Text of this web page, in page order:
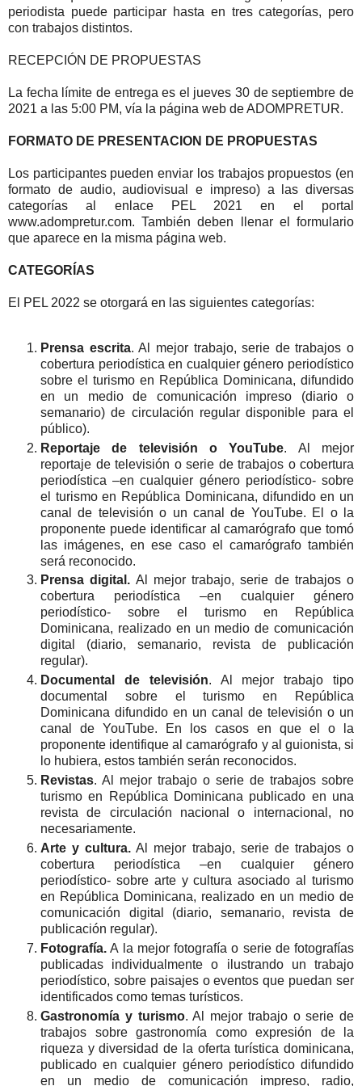
periodista puede participar hasta en tres categorías, pero
con trabajos distintos.
RECEPCIÓN DE PROPUESTAS
La fecha límite de entrega es el jueves 30 de septiembre de
2021 a las 5:00 PM, vía la página web de ADOMPRETUR.
FORMATO DE PRESENTACION DE PROPUESTAS
Los participantes pueden enviar los trabajos propuestos (en
formato de audio, audiovisual e impreso) a las diversas
categorías al enlace PEL 2021 en el portal
www.adompretur.com. También deben llenar el formulario
que aparece en la misma página web.
CATEGORÍAS
El PEL 2022 se otorgará en las siguientes categorías:
Prensa escrita. Al mejor trabajo, serie de trabajos o
cobertura periodística en cualquier género periodístico
sobre el turismo en República Dominicana, difundido
en un medio de comunicación impreso (diario o
semanario) de circulación regular disponible para el
público).
Reportaje de televisión o YouTube. Al mejor
reportaje de televisión o serie de trabajos o cobertura
periodística –en cualquier género periodístico- sobre
el turismo en República Dominicana, difundido en un
canal de televisión o un canal de YouTube. El o la
proponente puede identificar al camarógrafo que tomó
las imágenes, en ese caso el camarógrafo también
será reconocido.
Prensa digital. Al mejor trabajo, serie de trabajos o
cobertura periodística –en cualquier género
periodístico- sobre el turismo en República
Dominicana, realizado en un medio de comunicación
digital (diario, semanario, revista de publicación
regular).
Documental de televisión. Al mejor trabajo tipo
documental sobre el turismo en República
Dominicana difundido en un canal de televisión o un
canal de YouTube. En los casos en que el o la
proponente identifique al camarógrafo y al guionista, si
lo hubiera, estos también serán reconocidos.
Revistas. Al mejor trabajo o serie de trabajos sobre
turismo en República Dominicana publicado en una
revista de circulación nacional o internacional, no
necesariamente.
Arte y cultura. Al mejor trabajo, serie de trabajos o
cobertura periodística –en cualquier género
periodístico- sobre arte y cultura asociado al turismo
en República Dominicana, realizado en un medio de
comunicación digital (diario, semanario, revista de
publicación regular).
Fotografía. A la mejor fotografía o serie de fotografías
publicadas individualmente o ilustrando un trabajo
periodístico, sobre paisajes o eventos que puedan ser
identificados como temas turísticos.
Gastronomía y turismo. Al mejor trabajo o serie de
trabajos sobre gastronomía como expresión de la
riqueza y diversidad de la oferta turística dominicana,
publicado en cualquier género periodístico difundido
en un medio de comunicación impreso, radio,